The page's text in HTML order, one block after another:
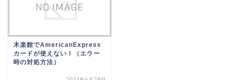
木楽館でAmericanExpress
カードが使えない！（エラー
時の対処方法）